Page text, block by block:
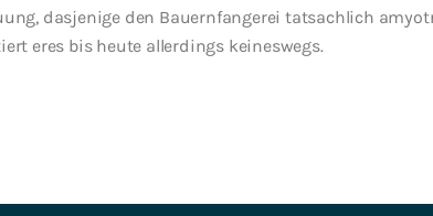
dasjenige den Bauernfangerei tatsachlich
eres bis heute allerdings keineswegs.